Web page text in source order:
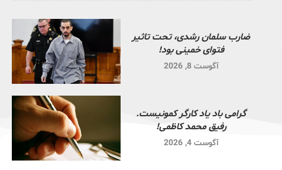
ضارب سلمان رشدی، تحت تاثیر
فتوای خمینی بود!
آگوست 8, 2026
گرامی باد یاد کارگر کمونیست.
رفیق محمد کاظمی!
آگوست 4, 2026